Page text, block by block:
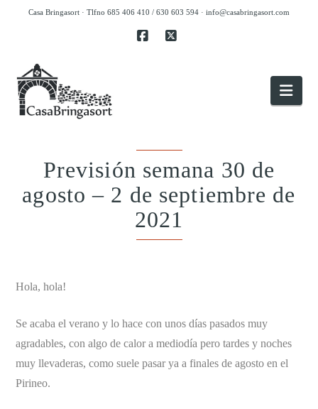
Casa Bringasort · Tlfno 685 406 410 / 630 603 594 · info@casabringasort.com
Previsión semana 30 de
agosto – 2 de septiembre de
2021
Hola, hola!
Se acaba el verano y lo hace con unos días pasados muy
agradables, con algo de calor a mediodía pero tardes y noches
muy llevaderas, como suele pasar ya a finales de agosto en el
Pirineo.